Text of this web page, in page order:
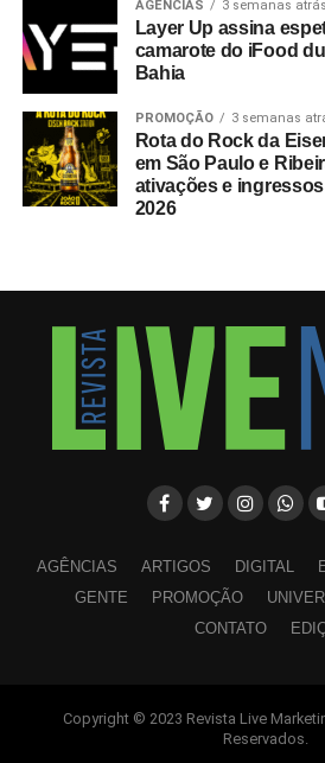
AGÊNCIAS 3 semanas atrás
Layer Up assina
camarote do iFood
Bahia
PROMOÇÃO 3 semanas
Rota do Rock da
em São Paulo e
ativações e
2026
AGÊNCIAS ARTIGOS DIGITAL
GENTE
PROMOÇÃO
CONTATO
Copyright © 2023 Revista Live
Reservados.
WhatsAppFacebook LinkedInPinterest